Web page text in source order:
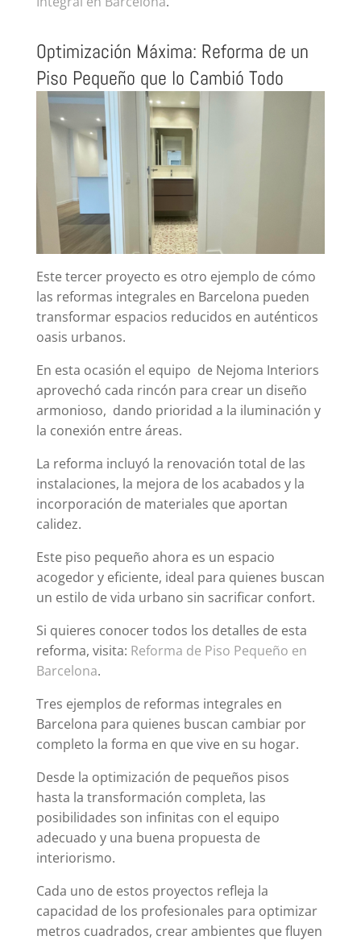
Optimización Máxima: Reforma de un
Piso Pequeño que lo Cambió Todo
Este tercer proyecto es otro ejemplo de cómo
las reformas integrales en Barcelona pueden
transformar espacios reducidos en auténticos
oasis urbanos.
En esta ocasión el equipo de Nejoma Interiors
aprovechó cada rincón para crear un diseño
armonioso, dando prioridad a la iluminación y
la conexión entre áreas.
La reforma incluyó la renovación total de las
instalaciones, la mejora de los acabados y la
incorporación de materiales que aportan
calidez.
Este piso pequeño ahora es un espacio
acogedor y eficiente, ideal para quienes buscan
un estilo de vida urbano sin sacrificar confort.
Si quieres conocer todos los detalles de esta
reforma, visita: Reforma de Piso Pequeño en
Barcelona.
Tres ejemplos de reformas integrales en
Barcelona para quienes buscan cambiar por
completo la forma en que vive en su hogar.
Desde la optimización de pequeños pisos
hasta la transformación completa, las
posibilidades son infinitas con el equipo
adecuado y una buena propuesta de
interiorismo.
Cada uno de estos proyectos refleja la
capacidad de los profesionales para optimizar
metros cuadrados, crear ambientes que fluyen